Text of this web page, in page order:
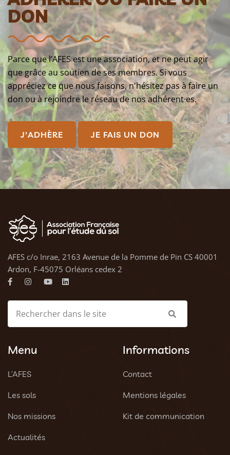
DON
Parce que l’AFES est une association, et ne peut agir
que grâce au soutien de ses membres. Si vous
appréciez ce que nous faisons, n'hésitez pas à faire un
don ou à rejoindre le réseau de nos adhérent·es.
J'ADHÈRE JE FAIS UN DON
AFES c/o Inrae, 2163 Avenue de la Pomme de Pin CS 40001
Ardon, F-45075 Orléans cedex 2
Menu
L’AFES
Les sols
Nos missions
Actualités
Informations
Contact
Mentions légales
Kit de communication